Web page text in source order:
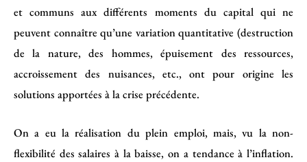
et communs aux différents moments du capital qui ne
peuvent connaître qu’une variation quantitative (destruction
de la nature, des hommes, épuisement des ressources,
accroissement des nuisances, etc., ont pour origine les
solutions apportées à la crise précédente.
On a eu la réalisation du plein emploi, mais, vu la non-
flexibilité des salaires à la baisse, on a tendance à l’inflation.